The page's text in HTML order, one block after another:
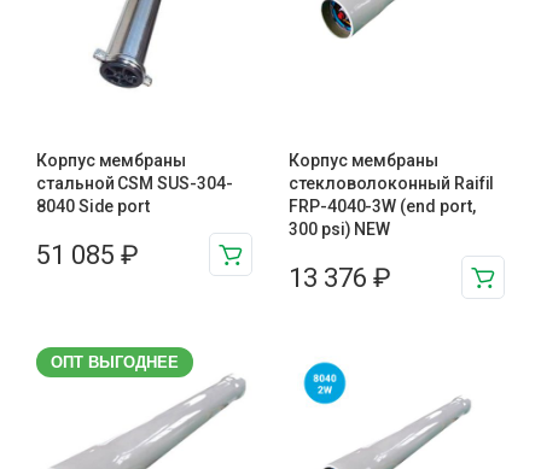
Корпус мембраны
стальной CSM SUS-304-
8040 Side port
51 085 ₽
Корпус мембраны
стекловолоконный Raifil
FRP-4040-3W (end port,
300 psi) NEW
13 376 ₽
ОПТ ВЫГОДНЕЕ